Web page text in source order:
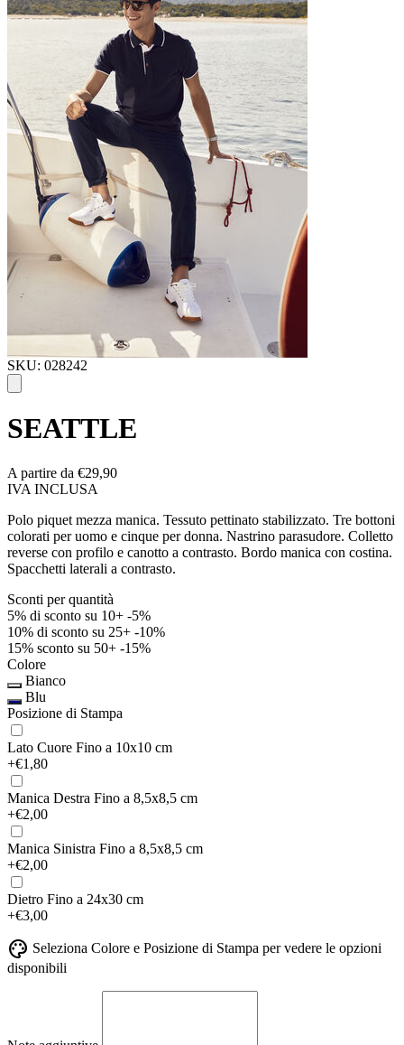
SKU: 028242
SEATTLE
A partire da €29,90
IVA INCLUSA
Polo piquet mezza manica. Tessuto pettinato stabilizzato. Tre bottoni
colorati per uomo e cinque per donna. Nastrino parasudore. Colletto
reverse con profilo e canotto a contrasto. Bordo manica con costina.
Spacchetti laterali a contrasto.
Sconti per quantità
5% di sconto su 10+ -5%
10% di sconto su 25+ -10%
15% sconto su 50+ -15%
Colore
Bianco
Blu
Posizione di Stampa
Lato Cuore Fino a 10x10 cm
+€1,80
Manica Destra Fino a 8,5x8,5 cm
+€2,00
Manica Sinistra Fino a 8,5x8,5 cm
+€2,00
Dietro Fino a 24x30 cm
+€3,00
palette Seleziona Colore e Posizione di Stampa per vedere le opzioni
disponibili